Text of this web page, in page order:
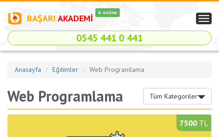
BAŞARIAKADEMİ
6 online
0545 441 0 441
Anasayfa Eğitimler Web Programlama
Tüm Kategoriler
Web Programlama
7500 TL